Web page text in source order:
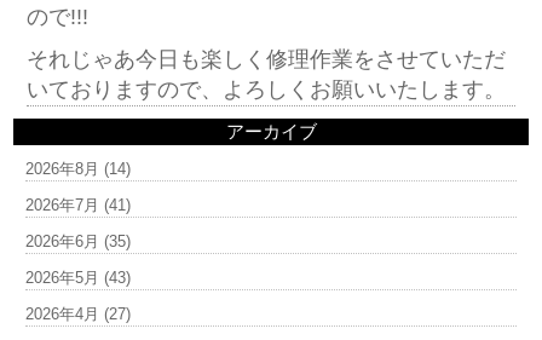
ので!!!
それじゃあ今日も楽しく修理作業をさせていただ
いておりますので、よろしくお願いいたします。
アーカイブ
2026年8月 (14)
2026年7月 (41)
2026年6月 (35)
2026年5月 (43)
2026年4月 (27)